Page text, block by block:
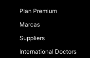
Plan Premium
Marcas
Suppliers
International Doctors